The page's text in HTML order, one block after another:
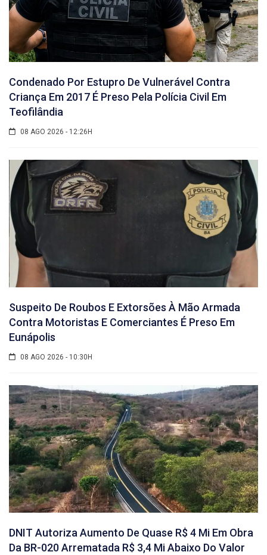
Condenado Por Estupro De Vulnerável Contra
Criança Em 2017 É Preso Pela Polícia Civil Em
Teofilândia
08 AGO 2026 - 12:26H
Suspeito De Roubos E Extorsões À Mão Armada
Contra Motoristas E Comerciantes É Preso Em
Eunápolis
08 AGO 2026 - 10:30H
DNIT Autoriza Aumento De Quase R$ 4 Mi Em Obra
Da BR-020 Arrematada R$ 3,4 Mi Abaixo Do Valor